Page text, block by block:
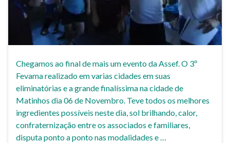
Chegamos ao final de mais um evento da Assef. O 3º
Fevama realizado em varias cidades em suas
eliminatórias e a grande finalíssima na cidade de
Matinhos dia 06 de Novembro. Teve todos os melhores
ingredientes possíveis neste dia, sol brilhando, calor,
confraternização entre os associados e familiares,
disputa ponto a ponto nas modalidades e …